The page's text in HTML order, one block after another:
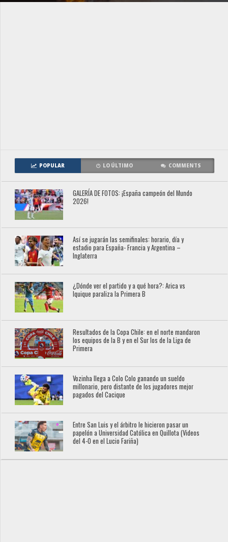
POPULAR LO ÚLTIMO COMMENTS
GALERÍA DE FOTOS: ¡España campeón del Mundo
2026!
Así se jugarán las semifinales: horario, día y
estadio para España- Francia y Argentina –
Inglaterra
¿Dónde ver el partido y a qué hora?: Arica vs
Iquique paraliza la Primera B
Resultados de la Copa Chile: en el norte mandaron
los equipos de la B y en el Sur los de la Liga de
Primera
Vozinha llega a Colo Colo ganando un sueldo
millonario, pero distante de los jugadores mejor
pagados del Cacique
Entre San Luis y el árbitro le hicieron pasar un
papelón a Universidad Católica en Quillota (Videos
del 4-0 en el Lucio Fariña)